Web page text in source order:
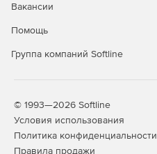
Вакансии
Помощь
Группа компаний Softline
© 1993—2026 Softline
Условия использования
Политика конфиденциальности
Правила продажи